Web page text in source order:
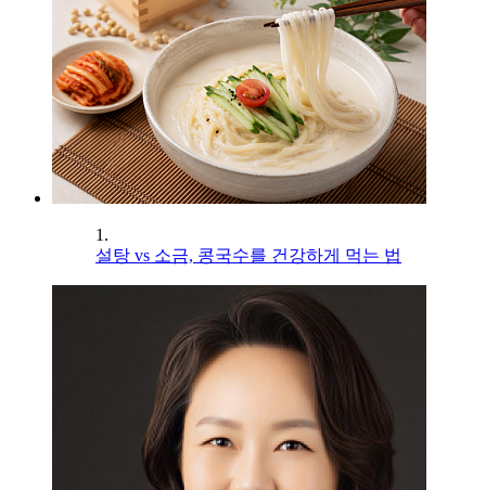
1.
설탕 vs 소금, 콩국수를 건강하게 먹는 법